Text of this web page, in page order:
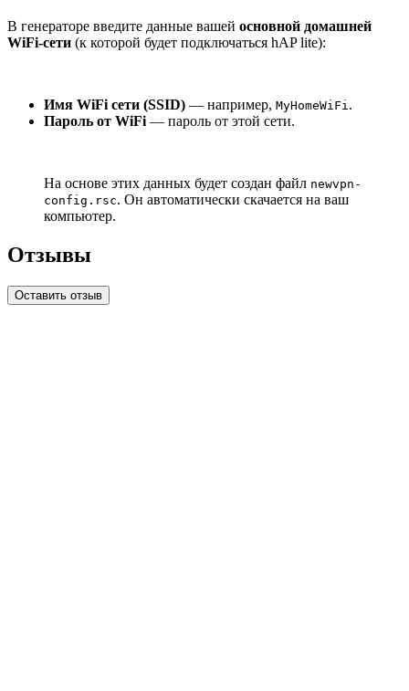
В генераторе введите данные вашей основной домашней
WiFi-сети (к которой будет подключаться hAP lite):
Имя WiFi сети (SSID) — например, MyHomeWiFi.
Пароль от WiFi — пароль от этой сети.
На основе этих данных будет создан файл newvpn-
config.rsc. Он автоматически скачается на ваш
компьютер.
Отзывы
Оставить отзыв